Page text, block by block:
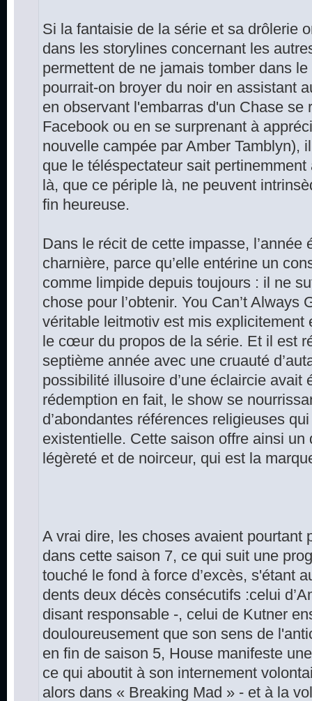
Si la fantaisie de la série et sa drôlerie
dans les storylines concernant les
permettent de ne jamais tomber dans
pourrait-on broyer du noir en assistant
en observant l'embarras d'un Chase se
Facebook ou en se surprenant à
nouvelle campée par Amber Tamblyn),
que le téléspectateur sait
là, que ce périple là, ne peuvent
fin heureuse.
Dans le récit de cette impasse, l’année
charnière, parce qu’elle entérine un
comme limpide depuis toujours : il ne
chose pour l’obtenir. You Can’t Always
véritable leitmotiv est mis explicitement
le cœur du propos de la série. Et il est
septième année avec une cruauté
possibilité illusoire d’une éclaircie avait
rédemption en fait, le show se
d’abondantes références religieuses
existentielle. Cette saison offre ainsi un
légèreté et de noirceur, qui est la
A vrai dire, les choses avaient pourtant
dans cette saison 7, ce qui suit une
touché le fond à force d’excès, s'étant
dents deux décès consécutifs :celui
disant responsable -, celui de Kutner
douloureusement que son sens de
en fin de saison 5, House manifeste
ce qui aboutit à son internement
alors dans « Breaking Mad » - et à la